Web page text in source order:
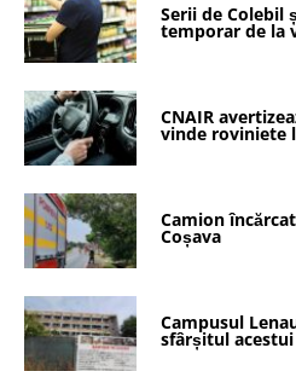
Serii de Colebil
temporar de la
CNAIR
vinde roviniete
Camion
Coșava
Campusul
sfârșitul